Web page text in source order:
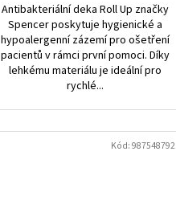
Antibakteriální deka Roll Up značky
Spencer poskytuje hygienické a
hypoalergenní zázemí pro ošetření
pacientů v rámci první pomoci. Díky
lehkému materiálu je ideální pro
rychlé...
Kód:987548792